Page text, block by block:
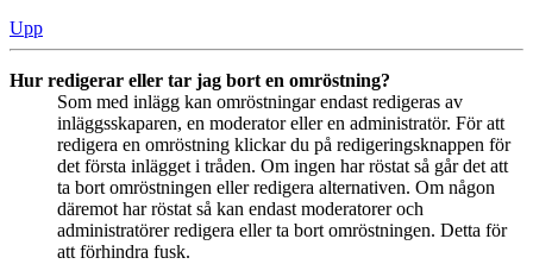
Upp
Hur redigerar eller tar jag bort en omröstning?
Som med inlägg kan omröstningar endast redigeras av
inläggsskaparen, en moderator eller en administratör. För att
redigera en omröstning klickar du på redigeringsknappen för
det första inlägget i tråden. Om ingen har röstat så går det att
ta bort omröstningen eller redigera alternativen. Om någon
däremot har röstat så kan endast moderatorer och
administratörer redigera eller ta bort omröstningen. Detta för
att förhindra fusk.